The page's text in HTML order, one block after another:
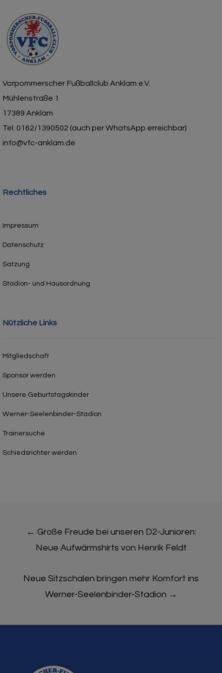
Vorpommerscher Fußballclub Anklam e.V.
Mühlenstraße 1
17389 Anklam
Tel. 0162/1390502 (auch per WhatsApp erreichbar)
info@vfc-anklam.de
Rechtliches
Impressum
Datenschutz
Satzung
Stadion- und Hausordnung
Nützliche Links
Mitgliedschaft
Sponsor werden
Unsere Geburtstagskinder
Werner-Seelenbinder-Stadion
Trainersuche
Schiedsrichter werden
navigation
← Große Freude bei unseren D2-Junioren:
Neue Aufwärmshirts von Henrik Feldt
Neue Sitzschalen bringen mehr Komfort ins
Werner-Seelenbinder-Stadion →